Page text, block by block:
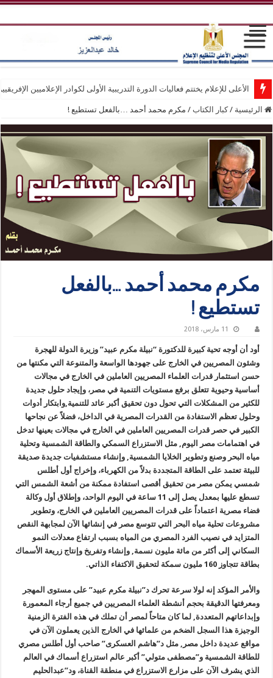
الأعلى للإعلام يختتم فعاليات الدورة التدريبية الأولى لكوادر الإعلاميين
الرئيسية / كبار الكتاب / مكرم محمد أحمد …بالفعل تستطيع !
مكرم محمد أحمد …بالفعل
تستطيع !
11 مارس، 2018
أود أن أوجه تحية كبيرة للدكتورة “نبيلة مكرم عبيد” وزيرة الدولة للهجرة
وشئون المصريين في الخارج على جهودها الواسعة والمتنوعة التي مكنتها من
حسن استثمار قدرات العلماء المصريين العاملين في الخارج في مجالات
أساسية وحيوية تتعلق برفع مستويات التنمية في مصر، وإيجاد حلول جديدة
للكثير من المشكلات التي تحول دون تحقيق أكبر عائد للتنمية,وابتكار أدوات
وحلول تعظم الاستفادة من القدرات المصرية في الداخل، فضلاً عن نجاحها
الكبير في حصر قدرات المصريين العاملين في الخارج في مجالات بعينها تدخل
في اهتمامات مصر اليوم, مثل الاستزراع السمكي والطاقة الشمسية وتحلية
مياه البحر وصنع وتطوير الخلايا الشمسية, وإنشاء مستشفيات جديدة صديقة
للبيئة تعتمد على الطاقة المتجددة بدلاً من الكهرباء، وإخراج أول أطلس
شمسي يمكن مصر من تحقيق أقصى استفادة ممكنة من أشعة الشمس التي
تسطع عليها بمعدل يصل إلى 11 ساعة في اليوم الواحد، وإطلاق أول وكالة
فضاء مصرية اعتماداً على قدرات المصريين العاملين في الخارج، وتطوير
مشروعات تحلية مياه البحر التي تتوسع مصر في إنشائها الآن لمجابهة النقص
المتزايد في نصيب الفرد المصري من المياه بسبب ارتفاع معدلات النمو
السكاني إلى أكثر من مائة مليون نسمة, وإنشاء وتفريخ وإنتاج زريعة الأسماك
بطاقة تتجاوز 160 مليون سمكة لتحقيق الاكتفاء الذاتي.
والأمر المؤكد إنه لولا سرعة تحرك د”نبيلة مكرم عبيد” على مستوى المهجر
ومعرفتها الدقيقة بحجم أنشطة العلماء المصريين في جميع أرجاء المعمورة
وإبداعاتهم المتعددة, لما كان متاحاً لمصر أن تملك في هذه الفترة الزمنية
الوجيزة هذا السجل الضخم من علمائها في الخارج الذين يعملون الآن في
مواقع عديدة داخل مصر, مثل د”هاشم العسكرى” صاحب أول أطلس مصري
للطاقة الشمسية و”مصطفى متولي” أكبر عالم استزراع أسماك في العالم
الذي يشرف الآن على مزارع الاستزراع في منطقة القناة، ود”عبدالحليم